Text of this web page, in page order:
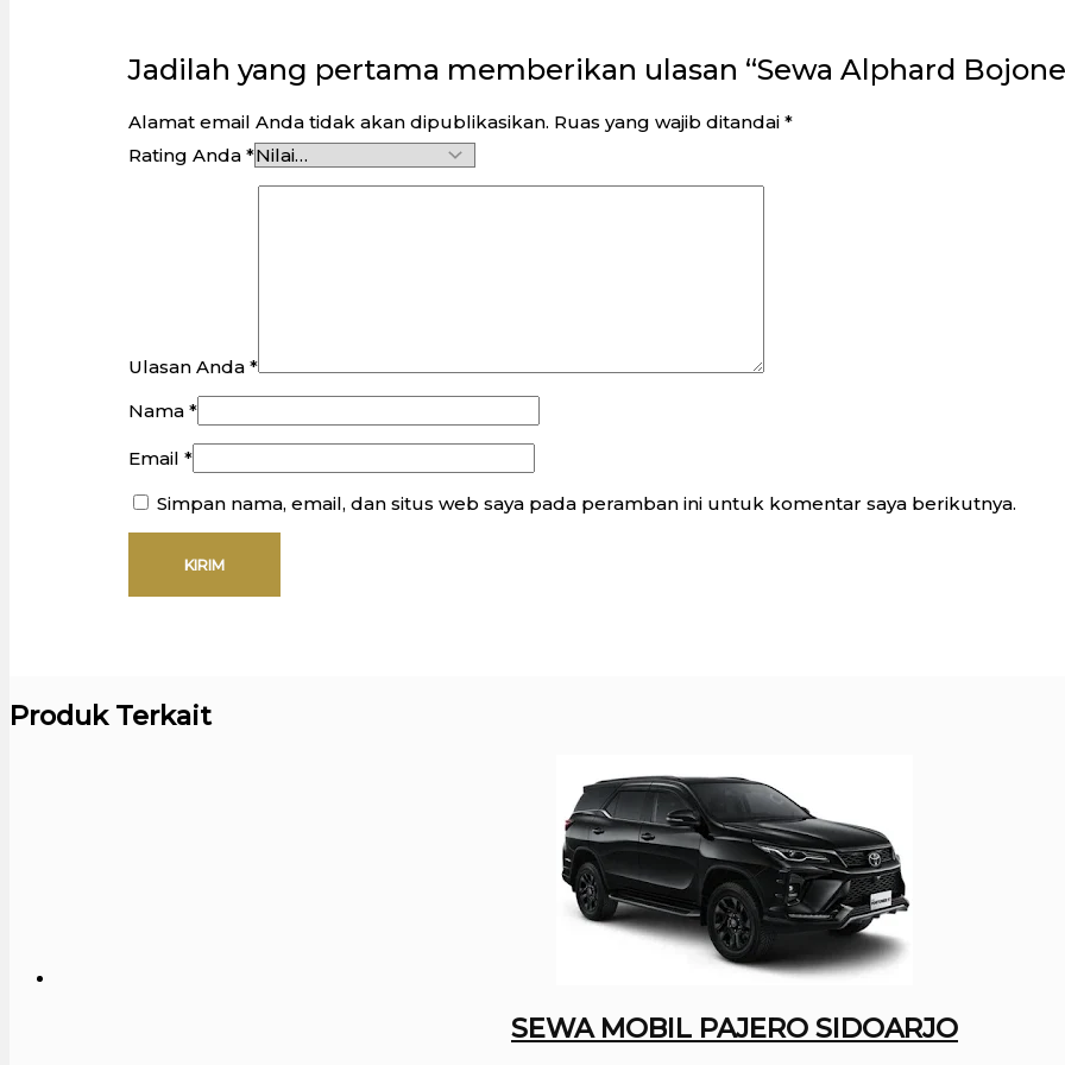
Jadilah yang pertama memberikan ulasan “Sewa Alphard
Alamat email Anda tidak akan dipublikasikan. Ruas yang wajib ditandai*
Rating Anda*
Ulasan Anda*
Nama*
Email*
Simpan nama, email, dan situs web saya pada peramban ini untuk komentar saya berikutnya.
Produk Terkait
SEWA MOBIL PAJERO SIDOARJO